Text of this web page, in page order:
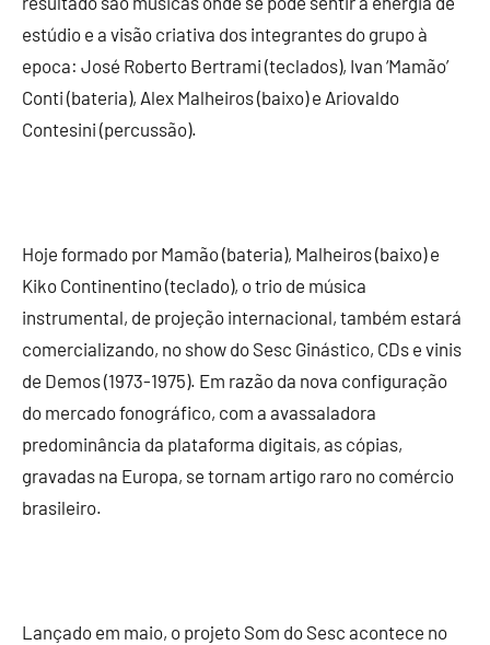
estúdio e a visão criativa dos integrantes do grupo à
epoca: José Roberto Bertrami (teclados), Ivan ‘Mamão’
Conti (bateria), Alex Malheiros (baixo) e Ariovaldo
Contesini (percussão).
Hoje formado por Mamão (bateria), Malheiros (baixo) e
Kiko Continentino (teclado), o trio de música
instrumental, de projeção internacional, também estará
comercializando, no show do Sesc Ginástico, CDs e vinis
de Demos (1973-1975). Em razão da nova configuração
do mercado fonográfico, com a avassaladora
predominância da plataforma digitais, as cópias,
gravadas na Europa, se tornam artigo raro no comércio
brasileiro.
Lançado em maio, o projeto Som do Sesc acontece no